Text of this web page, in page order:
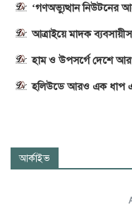
‘গণঅভ্যুত্থান
আত্রাইয়ে মাদক
হাম ও উপসর্গে দেশে
হলিউডে আরও এক ধাপ
আর্কাইভ